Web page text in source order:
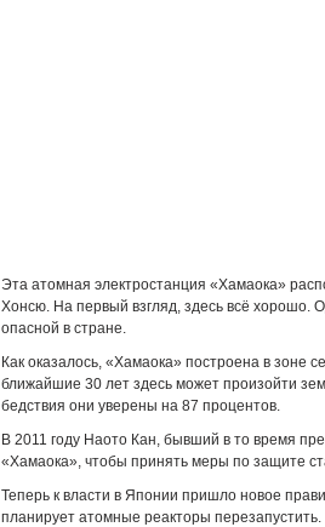
Эта атомная электростанция «Хамаока»
Хонсю. На первый взгляд, здесь всё хорошо.
опасной в стране.
Как оказалось, «Хамаока» построена в зоне
ближайшие 30 лет здесь может произойти
бедствия они уверены на 87 процентов.
В 2011 году Наото Кан, бывший в то время
«Хамаока», чтобы принять меры по защите
Теперь к власти в Японии пришло новое
планирует атомные реакторы перезапустить.